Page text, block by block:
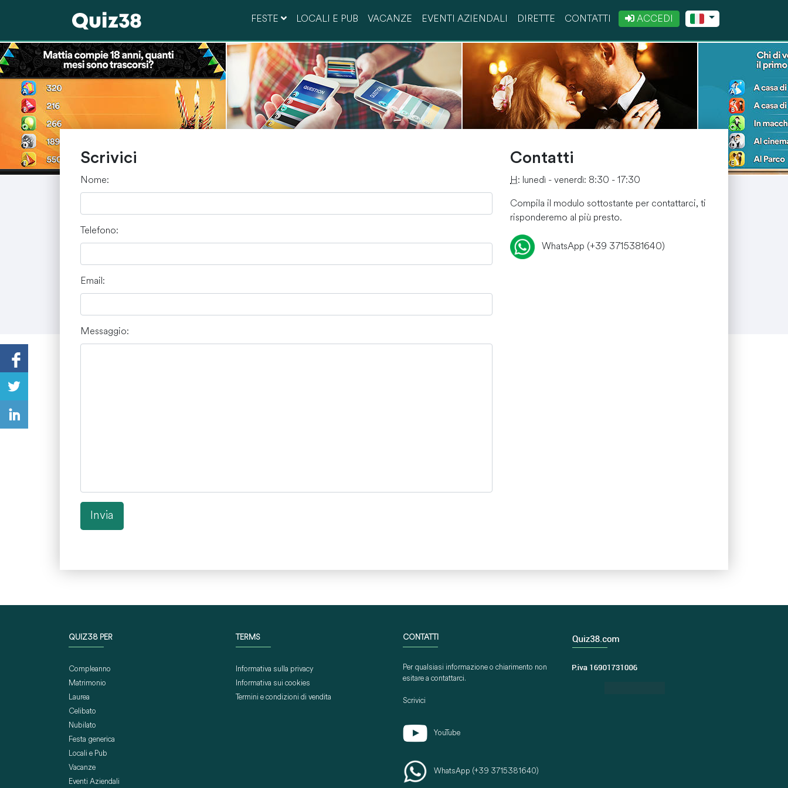
FESTE
Compleanno Matrimonio Laurea Nubilato
LOCALI E PUB VACANZE EVENTI AZIENDALI DIRETTE CONTATTI ACCEDI
Scrivici
Nome:
Telefono:
Email:
Messaggio:
Invia
Contatti
H : lunedì - venerdì: 8:30 - 17:30
Compila il modulo sottostante per contattarci, ti
risponderemo al più presto.
WhatsApp (+39 3715381640)
QUIZ38 PER
Compleanno
Matrimonio
Laurea
Celibato
Nubilato
Festa generica
Locali e Pub
Vacanze
Eventi Aziendali
TERMS
Informativa sulla privacy
Informativa sui cookies
Termini e condizioni di vendita
CONTATTI
Per qualsiasi informazione o chiarimento non
esitare a contattarci.
Scrivici
YouTube
WhatsApp (+39 3715381640)